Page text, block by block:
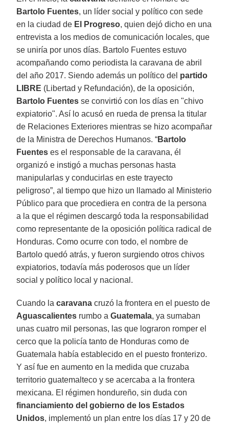
Bartolo Fuentes, un líder social y político con sede
en la ciudad de El Progreso, quien dejó dicho en una
entrevista a los medios de comunicación locales, que
se uniría por unos días. Bartolo Fuentes estuvo
acompañando como periodista la caravana de abril
del año 2017. Siendo además un político del partido
LIBRE (Libertad y Refundación), de la oposición,
Bartolo Fuentes se convirtió con los días en "chivo
expiatorio". Así lo acusó en rueda de prensa la titular
de Relaciones Exteriores mientras se hizo acompañar
de la Ministra de Derechos Humanos. “Bartolo
Fuentes es el responsable de la caravana, él
organizó e instigó a muchas personas hasta
manipularlas y conducirlas en este trayecto
peligroso”, al tiempo que hizo un llamado al Ministerio
Público para que procediera en contra de la persona
a la que el régimen descargó toda la responsabilidad
como representante de la oposición política radical de
Honduras. Como ocurre con todo, el nombre de
Bartolo quedó atrás, y fueron surgiendo otros chivos
expiatorios, todavía más poderosos que un líder
social y político local y nacional.
Cuando lacaravana cruzó la frontera en el puesto de
Aguascalientes rumbo aGuatemala, ya sumaban
unas cuatro mil personas, las que lograron romper el
cerco que la policía tanto de Honduras como de
Guatemala había establecido en el puesto fronterizo.
Y así fue en aumento en la medida que cruzaba
territorio guatemalteco y se acercaba a la frontera
mexicana. El régimen hondureño, sin duda con
financiamiento del gobierno de los Estados
Unidos, implementó un plan entre los días 17 y 20 de